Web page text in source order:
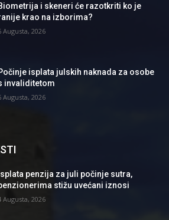
i skeneri će razotkriti ko je
krao na izborima?
Augusta, 2026
isplata julskih naknada za osobe
invaliditetom
Augusta, 2026
Isplata penzija za juli počinje sutra,
stižu uvećani iznosi
Augusta, 2026